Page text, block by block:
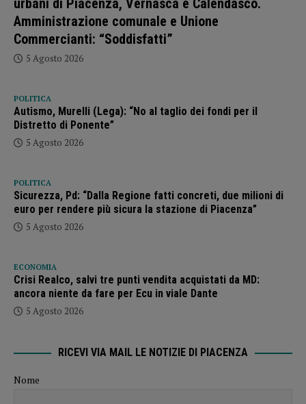
urbani di Piacenza, Vernasca e Calendasco.
Amministrazione comunale e Unione
Commercianti: “Soddisfatti”
5 Agosto 2026
POLITICA
Autismo, Murelli (Lega): “No al taglio dei fondi per il
Distretto di Ponente”
5 Agosto 2026
POLITICA
Sicurezza, Pd: “Dalla Regione fatti concreti, due milioni di
euro per rendere più sicura la stazione di Piacenza”
5 Agosto 2026
ECONOMIA
Crisi Realco, salvi tre punti vendita acquistati da MD:
ancora niente da fare per Ecu in viale Dante
5 Agosto 2026
RICEVI VIA MAIL LE NOTIZIE DI PIACENZA
Nome